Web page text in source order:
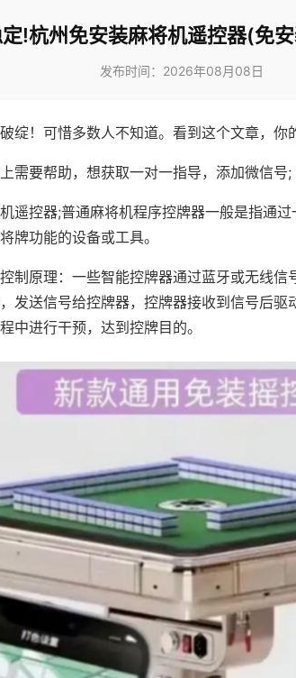
!杭州免安装麻将机遥控器(免
发布时间：2026年08月08日
绽！可惜多数人不知道。看到这个文章，你
需要帮助，想获取一对一指导，添加微信号;
遥控器;普通麻将机程序控牌器一般是指通
牌功能的设备或工具。
制原理：一些智能控牌器通过蓝牙或无线信
发送信号给控牌器，控牌器接收到信号后驱
中进行干预，达到控牌目的。